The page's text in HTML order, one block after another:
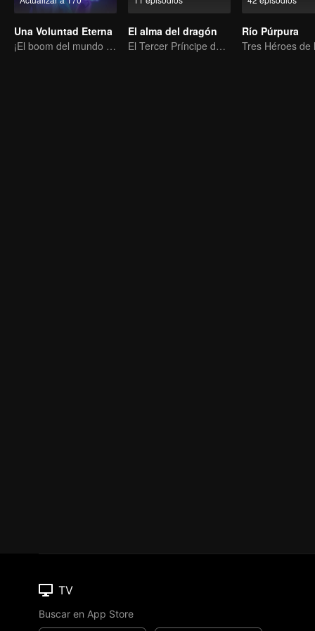
Una Voluntad Eterna
¡El boom del mundo del cultivo de la inmortalidad ha vuelto!
El alma del dragón
El Tercer Príncipe del Mar del Este invoca a los Nezha de las Sombras para matarlos
Río Púrpura
TV
Buscar en App Store